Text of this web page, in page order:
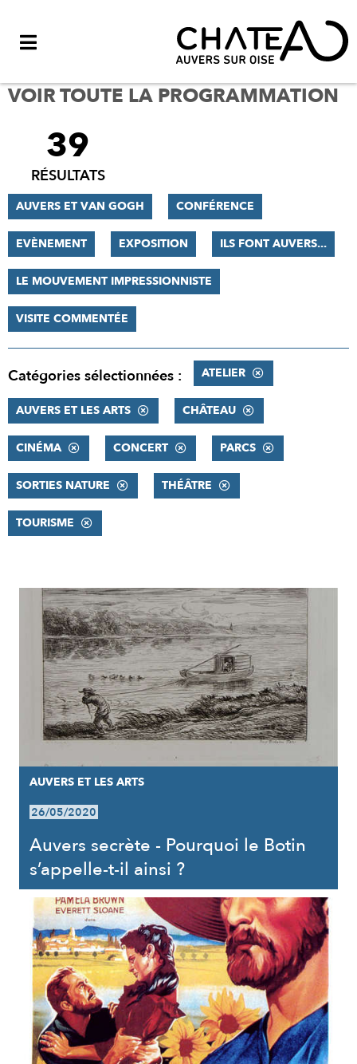
VOIR TOUTE LA PROGRAMMATION
FILTRER
RÉSULTATS
39
RÉSULTATS
AUVERS ET VAN GOGH CONFÉRENCE
EVÈNEMENT EXPOSITION ILS FONT AUVERS...
LE MOUVEMENT IMPRESSIONNISTE
VISITE COMMENTÉE
Catégories sélectionnées : ATELIER
AUVERS ET LES ARTS CHÂTEAU
CINÉMA CONCERT PARCS
SORTIES NATURE THÉÂTRE
TOURISME
RÉSULTATS
AUVERS ET LES ARTS
26/05/2020
Auvers secrète - Pourquoi le Botin
s’appelle-t-il ainsi ?